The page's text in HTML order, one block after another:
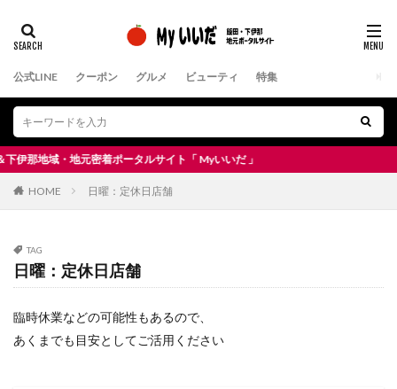
公式LINE クーポン グルメ ビューティ 特集
域・地元密着ポータルサイト「 Myいいだ 」
HOME 日曜：定休日店舗
TAG
日曜：定休日店舗
臨時休業などの可能性もあるので、
あくまでも目安としてご活用ください